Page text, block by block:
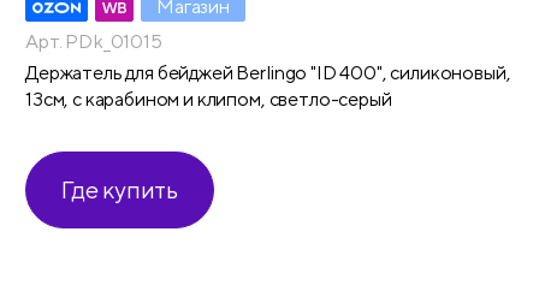
Магазин
Арт. PDk_01015
Держатель для бейджей Berlingo "ID 400", силиконовый,
13см, с карабином и клипом, светло-серый
Где купить